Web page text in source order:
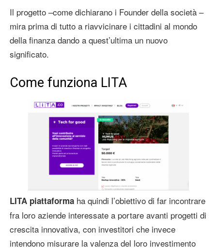
Il progetto –come dichiarano i Founder della società –
mira prima di tutto a riavvicinare i cittadini al mondo
della finanza dando a quest’ultima un nuovo
significato.
Come funziona LITA
LITA piattaforma ha quindi l’obiettivo di far incontrare
fra loro aziende interessate a portare avanti progetti di
crescita innovativa, con investitori che invece
intendono misurare la valenza del loro investimento